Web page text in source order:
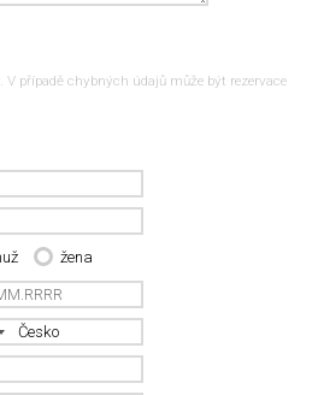
případě chybných údajů může být rezervace
žena